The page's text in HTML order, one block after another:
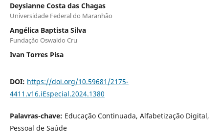
Deysianne Costa das Chagas
Universidade Federal do Maranhão
Angélica Baptista Silva
Fundação Oswaldo Cru
Ivan Torres Pisa
DOI: https://doi.org/10.59681/2175-
4411.v16.iEspecial.2024.1380
Palavras-chave: Educação Continuada, Alfabetização Digital,
Pessoal de Saúde